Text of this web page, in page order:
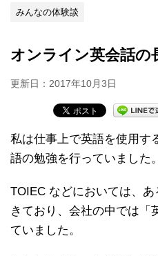
みんなの体験談
オンライン英会話の
更新日： 2017年10月3日
私は仕事上で英語を使用す
語の勉強を行っていました。
TOIEC などにおいては、
きており、会社の中では「
ていました。